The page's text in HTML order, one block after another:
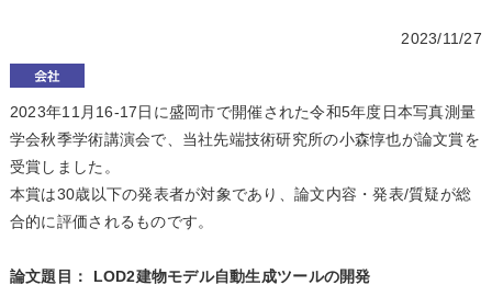
2023/11/27
2023年11月16-17日に盛岡市で開催された令和5年度日本写真測量
学会秋季学術講演会で、当社先端技術研究所の小森惇也が論文賞を
受賞しました。
本賞は30歳以下の発表者が対象であり、論文内容・発表/質疑が総
合的に評価されるものです。
論文題目： LOD2建物モデル自動生成ツールの開発